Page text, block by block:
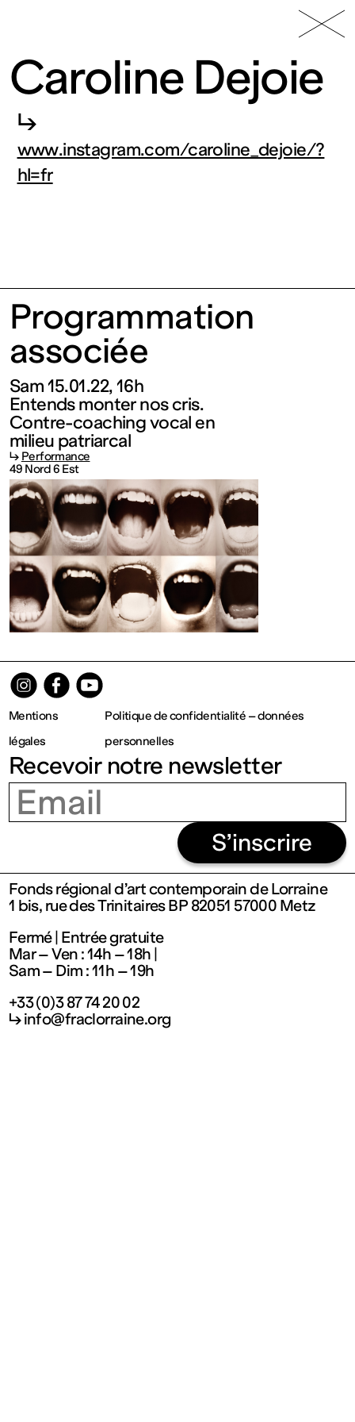
régional
d’art
contemporain
de
Lorraine
1 bis, rue
des
Trinitaires
57000
Metz
Fermé
Entrée
gratuite
Mar – Ven
: 14h – 18h
Sam – Dim
: 11h – 19h
Menu
Caroline Dejoie
↳
www.instagram.com/caroline_dejoie/?
hl=fr
Programmation
associée
Sam 15.01.22, 16h
Entends monter nos cris.
Contre-coaching vocal en
milieu patriarcal
↳ Performance
49 Nord 6 Est
Mentions
légales
Politique de confidentialité – données
personnelles
Recevoir notre newsletter
S’inscrire
Fonds régional d’art contemporain de Lorraine
1 bis, rue des Trinitaires BP 82051 57000 Metz
Fermé | Entrée gratuite
Mar – Ven : 14h – 18h |
Sam – Dim : 11h – 19h
+33 (0)3 87 74 20 02
↳ info@fraclorraine.org